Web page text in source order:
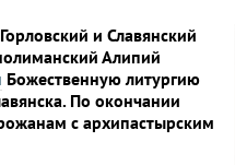
и Славянский
Алипий
Божественную литургию
По окончании
с архипастырским